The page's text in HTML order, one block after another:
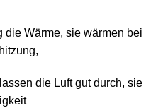
Wärme, sie wärmen bei
die Luft gut durch, sie